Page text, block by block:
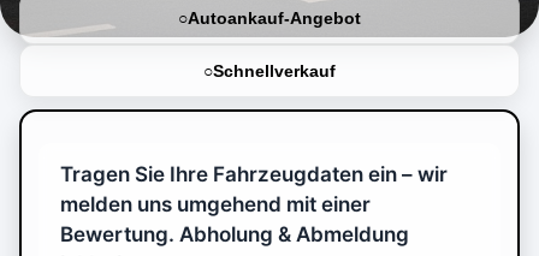
Autoankauf-Angebot
Schnellverkauf
Tragen Sie Ihre Fahrzeugdaten ein – wir
melden uns umgehend mit einer
Bewertung. Abholung & Abmeldung